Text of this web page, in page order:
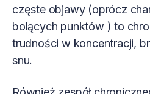
częste objawy (oprócz
bolących punktów ) to
trudności w koncentracji,
snu.